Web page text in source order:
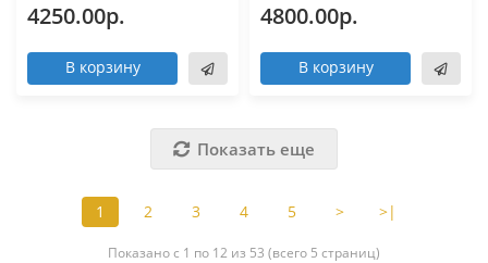
4250.00р.
В корзину
4800.00р.
В корзину
Показать еще
1 2 3 4 5 > >|
Показано с 1 по 12 из 53 (всего 5 страниц)